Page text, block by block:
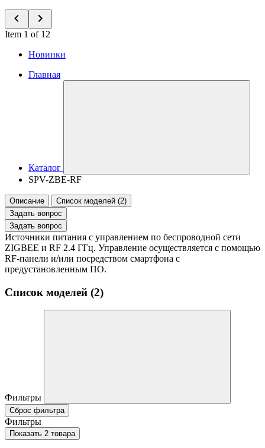
Item 1 of 12
Новинки
Главная
Каталог
SPV-ZBE-RF
Описание
Список моделей (2)
Задать вопрос
Задать вопрос
Источники питания с управлением по беспроводной сети
ZIGBEE и RF 2.4 ГГц. Управление осуществляется с помощью
RF-панели и/или посредством смартфона с
предустановленным ПО.
Список моделей (2)
Фильтры
Сброс фильтра
Фильтры
Показать 2 товара